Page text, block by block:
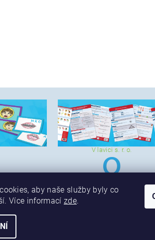
V lavici s. r. o.
aby naše služby byly co
Více informací zde.